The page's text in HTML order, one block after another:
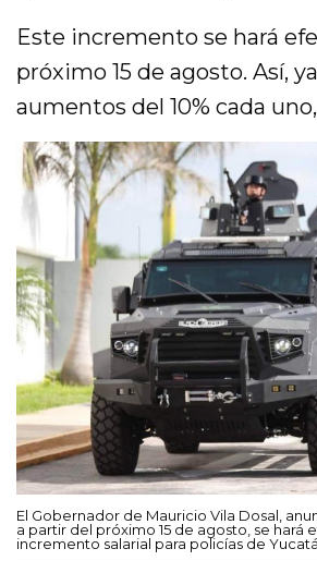
Este incremento se hará
próximo 15 de agosto. Así,
aumentos del 10% cada
El Gobernador de Mauricio Vila Dosal,
a partir del próximo 15 de agosto, se hará
incremento salarial para policías de